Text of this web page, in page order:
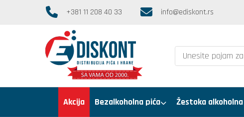
+381 11 208 40 33 info@ediskont.rs
Akcija Bezalkoholna pića Žestoka